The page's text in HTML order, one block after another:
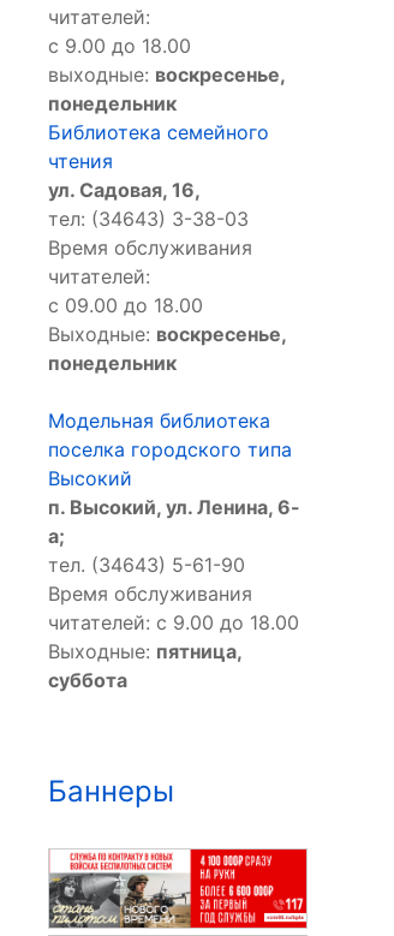
читателей:
с 9.00 до 18.00
выходные: воскресенье,
понедельник
Библиотека семейного
чтения
ул. Садовая, 16,
тел: (34643) 3-38-03
Время обслуживания
читателей:
с 09.00 до 18.00
Выходные: воскресенье,
понедельник
Модельная библиотека
поселка городского типа
Высокий
п. Высокий, ул. Ленина, 6-
а;
тел. (34643) 5-61-90
Время обслуживания
читателей: с 9.00 до 18.00
Выходные: пятница,
суббота
Баннеры